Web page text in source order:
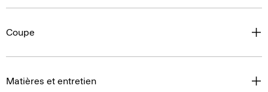
Coupe
Matières et entretien